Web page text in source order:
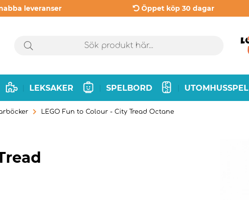
leveranser Öppet köp 30 dagar
LEKSAKER SPELBORD UTOMHUSSPEL
LEGO Fun to Colour - City Tread Octane